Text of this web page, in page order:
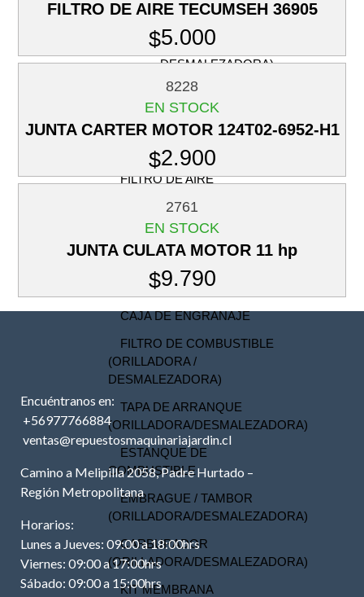
DESMALEZADORA)
EMPAQUETADURA
(ORILLADORA Y
DESMALEZADORA)
RETENES
(ORILLADORA Y
DESMALEZADORA)
FILTRO DE AIRE
DESMALEZADORA)
BUJIA (ORILLADORA /
DESMALEZADORA)
CABEZAL (TRIMMER)
CAJA DE ENGRANAJE
FILTRO DE COMBUSTIBLE
(ORILLADORA /
DESMALEZADORA)
TAPA DE ARRANQUE
(ORILLADORA/DESMALEZADORA)
ESTANQUE DE
COMBUSTIBLE
EMBRAGUE / TAMBOR
(ORILLADORA/DESMALEZADORA)
CARBURADOR
(ORILLADORA/DESMALEZADORA)
KIT MEMBRANA
FILTRO DE AIRE TECUMSEH 36905
$5.000
8228
EN STOCK
JUNTA CARTER MOTOR 124T02-6952-H1
$2.900
2761
EN STOCK
JUNTA CULATA MOTOR 11 hp
$9.790
Encuéntranos en:
+56977766884
ventas@repuestosmaquinariajardin.cl
Camino a Melipilla 2058, Padre Hurtado –
Región Metropolitana
Horarios:
Lunes a Jueves: 09:00 a 18:00hrs
Viernes: 09:00 a 17:00hrs
Sábado: 09:00 a 15:00hrs